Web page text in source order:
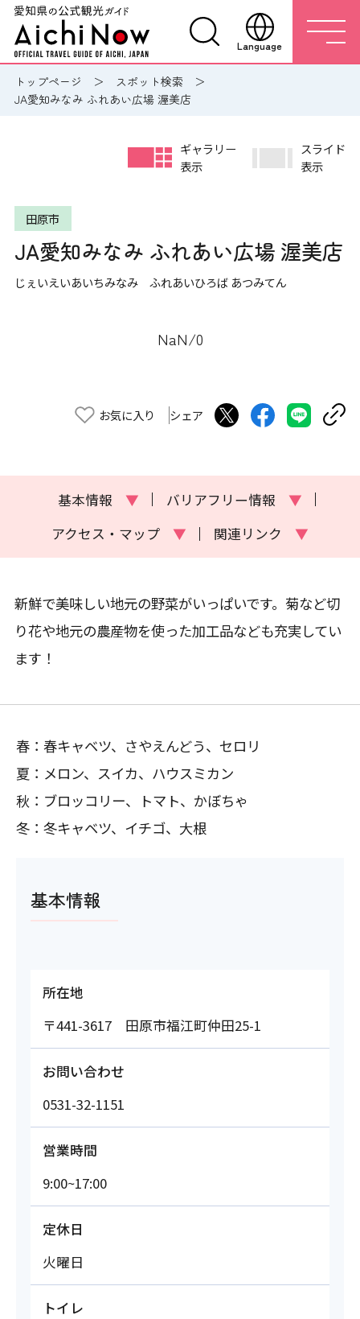
Language
トップページ
スポット検索
JA愛知みなみ ふれあい広場 渥美店
田原市
JA愛知みなみ ふれあい広場 渥美店
じぇいえいあいちみなみ ふれあいひろば あつみてん
ギャラリー
表示
スライド
表示
NaN/0
お気に入り シェア
基本情報 ▼ バリアフリー情報
▼
アクセス・マップ
▼ 関連リンク ▼
新鮮で美味しい地元の野菜がいっぱいです。菊など切
り花や地元の農産物を使った加工品なども充実してい
ます！
春：春キャベツ、さやえんどう、セロリ
夏：メロン、スイカ、ハウスミカン
秋：ブロッコリー、トマト、かぼちゃ
冬：冬キャベツ、イチゴ、大根
基本情報
所在地
〒441-3617 田原市福江町仲田25-1
お問い合わせ
0531-32-1151
営業時間
9:00~17:00
定休日
火曜日
トイレ